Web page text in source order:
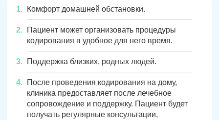
Комфорт домашней обстановки.
Пациент может организовать процедуры
кодирования в удобное для него время.
Поддержка близких, родных людей.
После проведения кодирования на дому,
клиника предоставляет после лечебное
сопровождение и поддержку. Пациент будет
получать регулярные консультации,